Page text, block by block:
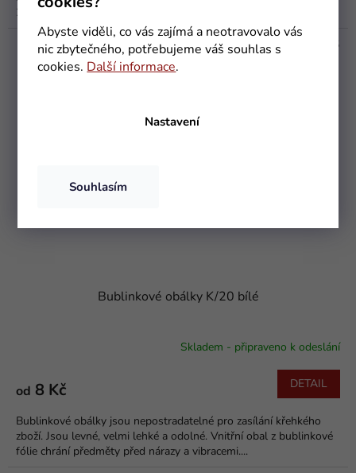
Abyste viděli, co vás zajímá a neotravovalo vás
nic zbytečného, potřebujeme váš souhlas s
cookies. Další informace.
Nastavení
Souhlasím
5
hvězdiček.
200x120x80 mm.
Bublinkové obálky K/20 bílé
Skladem - připraveno k odeslání
od 8 Kč DETAIL
Bublinkové obálky jsou nepostradatelné pro zasílání křehkého
zboží. Jsou levné, velmi lehké a odolné. Vnitřní obal z bublinkové
fólie chrání předměty před nárazy a vibracemi....
Kód: 9987/1KS